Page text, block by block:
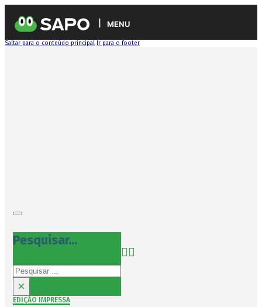
MENU
Saltar para o conteúdo principal Ir para o footer
Pesquisar...
Pesquisar
×
EDIÇÃO IMPRESSA